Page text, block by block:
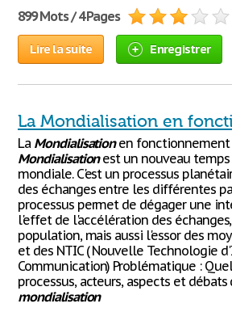
899 Mots / 4 Pages
Lire la suite Enregistrer
La Mondialisation en
La Mondialisationen fonctionnement
Mondialisationest un nouveau
mondiale. C'est un processus
des échanges entre les différentes
processus permet de dégager une
l'effet de l'accélération des
population, mais aussi l'essor des
et des NTIC ( Nouvelle Technologie
Communication) Problématique :
processus, acteurs, aspects et débats
mondialisation